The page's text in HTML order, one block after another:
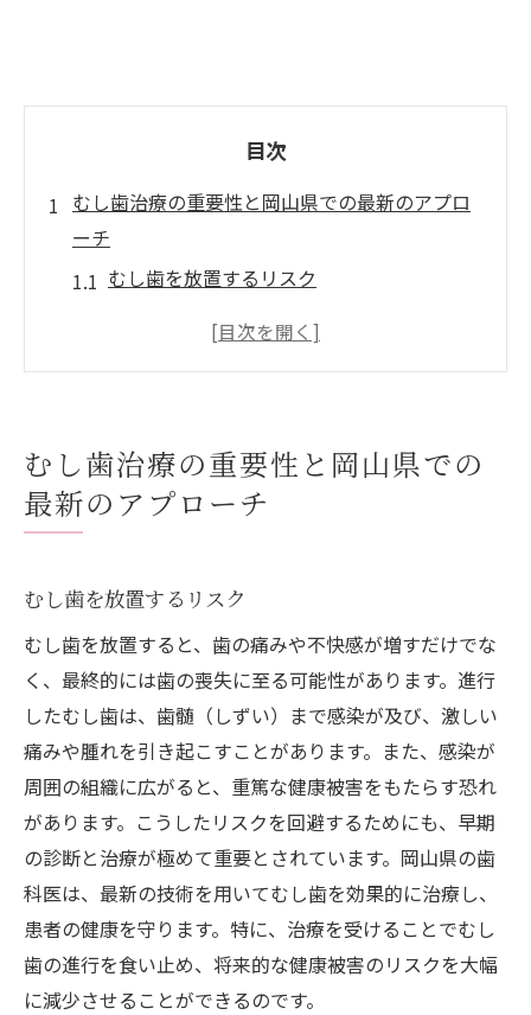
目次
むし歯治療の重要性と岡山県での最新のアプロ
ーチ
むし歯を放置するリスク
岡山県でのむし歯治療の主な課題
むし歯治療の未来を見据えて
安心のむし歯治療を選ぶためのポイントと岡山
信頼できる歯科医院の選び方
患者レビューから見る岡山県の実績
治療前のカウンセリングの重要性
治療後のフォローアップケア
岡山県の歯科医院の特徴
安心感を与える治療環境
岡山県でむし歯を未然に防ぐための最新技術の
導入
予防歯科の重要性
早期発見のための最新機器
効果的なセルフケアの方法
むし歯治療の重要性と岡山県での
最新のアプローチ
むし歯を放置するリスク
むし歯を放置すると、歯の痛みや不快感が増すだけでな
く、最終的には歯の喪失に至る可能性があります。進行
したむし歯は、歯髄（しずい）まで感染が及び、激しい
痛みや腫れを引き起こすことがあります。また、感染が
周囲の組織に広がると、重篤な健康被害をもたらす恐れ
があります。こうしたリスクを回避するためにも、早期
の診断と治療が極めて重要とされています。岡山県の歯
科医は、最新の技術を用いてむし歯を効果的に治療し、
患者の健康を守ります。特に、治療を受けることでむし
歯の進行を食い止め、将来的な健康被害のリスクを大幅
に減少させることができるのです。